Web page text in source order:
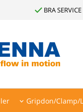
BRA SERVICE
Gripdon/Clamp/